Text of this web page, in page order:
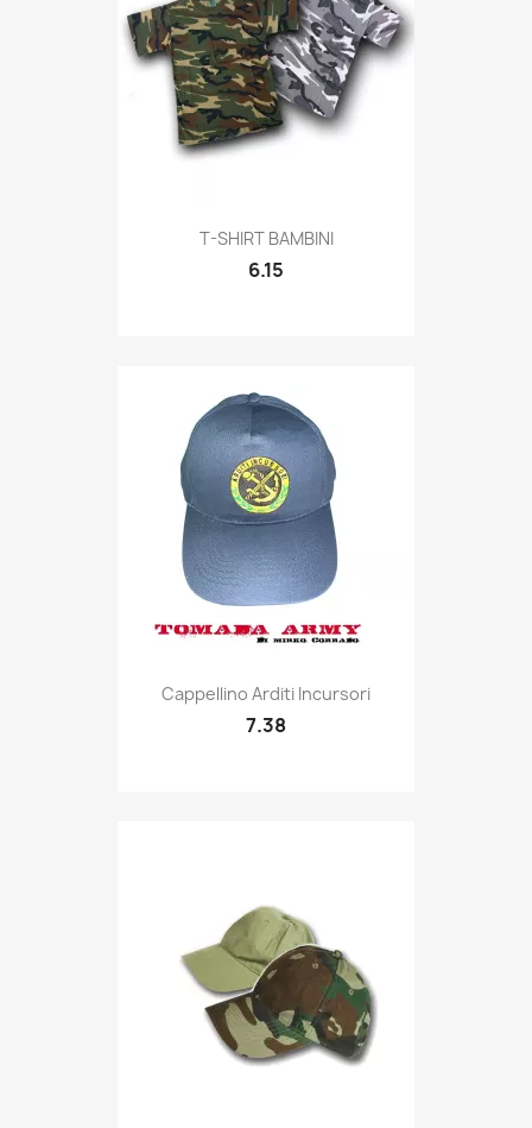
Quick view
T-SHIRT BAMBINI
6.15
Quick view
Cappellino Arditi Incursori
7.38